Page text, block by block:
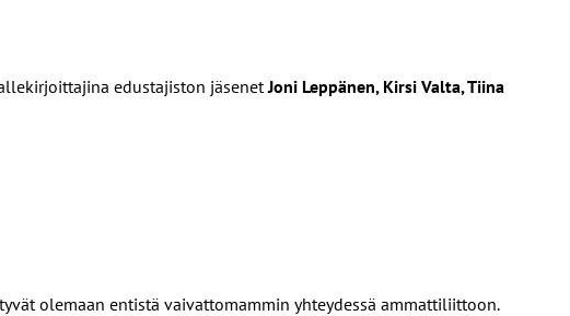
edustajiston jäsenet Joni Leppänen, Kirsi Valta, Tiina
olemaan entistä vaivattomammin yhteydessä ammattiliittoon.